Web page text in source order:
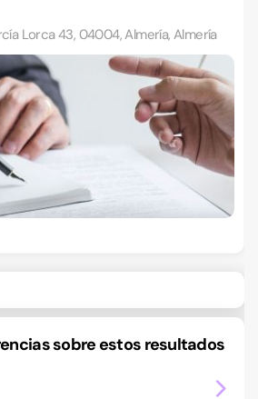
Lorca 43, 04004, Almería, Almería
sobre estos resultados